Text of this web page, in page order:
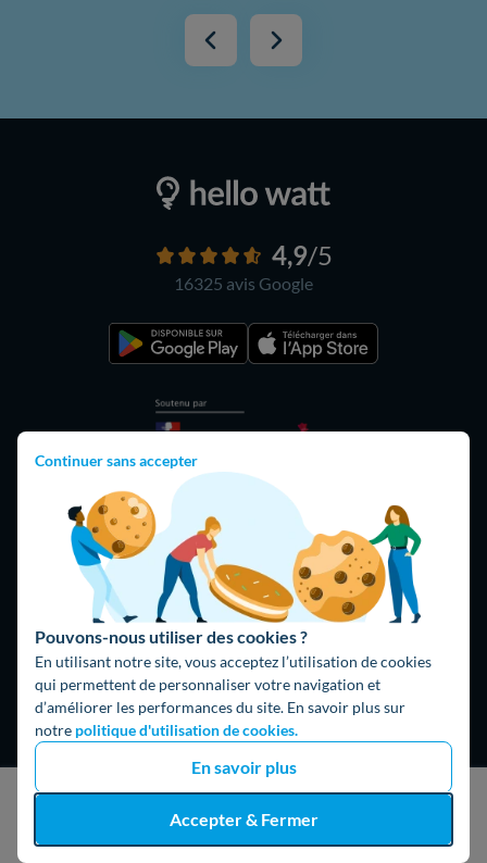
Continuer sans accepter
Pouvons-nous utiliser des cookies ?
En utilisant notre site, vous acceptez l’utilisation de cookies
qui permettent de personnaliser votre navigation et
d’améliorer les performances du site. En savoir plus sur
notre politique d'utilisation de cookies.
En savoir plus
Accepter & Fermer
J'obtiens un devis gratuit
4,9/5
16325 avis Google
Hello What ?
Blog
L'équipe de rédaction
Hello Watt Espagne
Hello Team
Jobs
Parrainage